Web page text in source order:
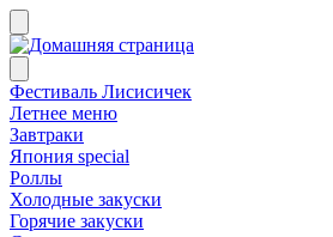
Фестиваль Лисисичек
Летнее меню
Завтраки
Япония special
Роллы
Холодные закуски
Горячие закуски